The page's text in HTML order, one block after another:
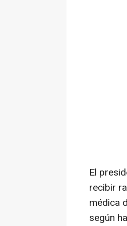
El
recibir
médica
según